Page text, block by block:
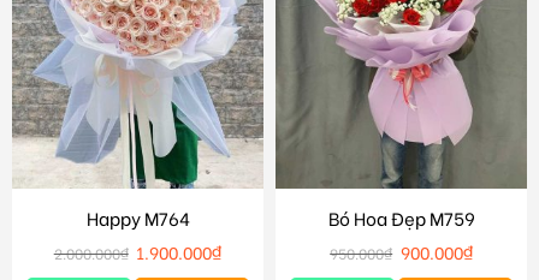
Happy M764
2.000.000₫ 1.900.000₫
Bó Hoa Đẹp M759
950.000₫ 900.000₫